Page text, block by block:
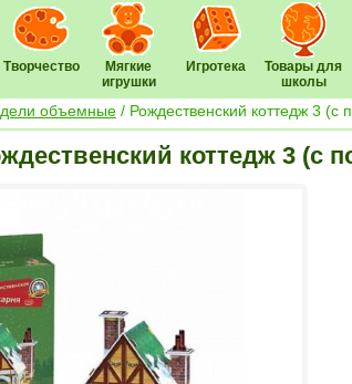
Творчество
Мягкие
игрушки
Игротека
Товары для
школы
объемные / Рождественский коттедж 3 (с
коттедж 3 (с